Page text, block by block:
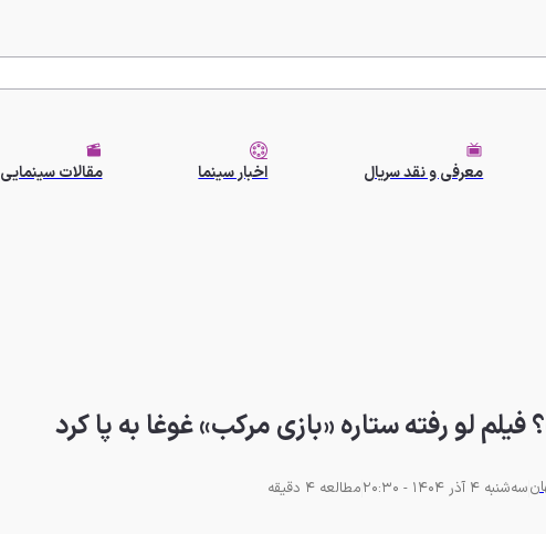
معرفی و نقد سریال اخبار سینما مقالات سینمایی
لو رفته ستاره «بازی مرکب» غوغا به پا کرد
سه‌شنبه 4 آذر 1404 - 20:30
مطالعه 4 دقیقه